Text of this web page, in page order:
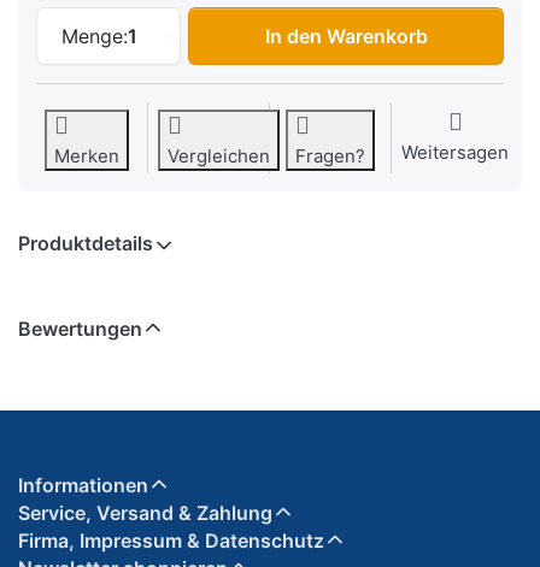
Menge:1
Ständer Pony Junior 503, verstärkt zu
In den Warenkorb
Merken Vergleichen Fragen? Weitersagen
Produktdetails
Bewertungen
Informationen
Service, Versand & Zahlung
Firma, Impressum & Datenschutz